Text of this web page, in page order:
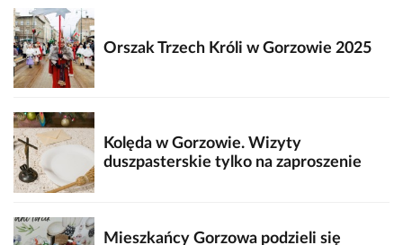
Orszak Trzech Króli w Gorzowie 2025
Kolęda w Gorzowie. Wizyty
duszpasterskie tylko na zaproszenie
Mieszkańcy Gorzowa podzieli się